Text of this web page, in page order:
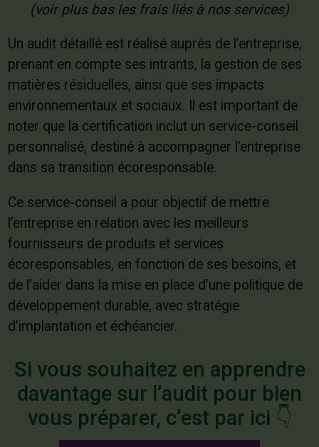
(voir plus bas les frais liés à nos services)
Un audit détaillé est réalisé auprès de l’entreprise,
prenant en compte ses intrants, la gestion de ses
matières résiduelles, ainsi que ses impacts
environnementaux et sociaux. Il est important de
noter que la certification inclut un service-conseil
personnalisé, destiné à accompagner l’entreprise
dans sa transition écoresponsable.
Ce service-conseil a pour objectif de mettre
l’entreprise en relation avec les meilleurs
fournisseurs de produits et services
écoresponsables, en fonction de ses besoins, et
de l’aider dans la mise en place d’une politique de
développement durable, avec stratégie
d’implantation et échéancier.
Si vous souhaitez en apprendre
davantage sur l’audit pour bien
vous préparer, c’est par ici 👇